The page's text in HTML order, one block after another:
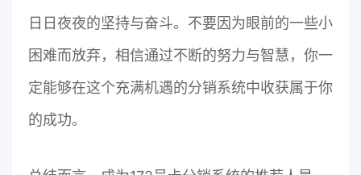
日日夜夜的坚持与奋斗。不要因为眼前的一些小
困难而放弃，相信通过不断的努力与智慧，你一
定能够在这个充满机遇的分销系统中收获属于你
的成功。